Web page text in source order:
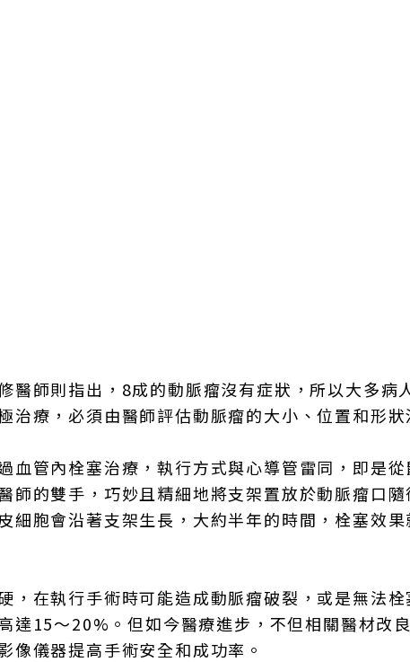
醫師則指出，8成的動脈瘤沒有症狀，所以大多病
療，必須由醫師評估動脈瘤的大小、位置和形狀
血管內栓塞治療，執行方式與心導管雷同，即是從
師的雙手，巧妙且精細地將支架置放於動脈瘤口隨
細胞會沿著支架生長，大約半年的時間，栓塞效果
，在執行手術時可能造成動脈瘤破裂，或是無法栓
達15～20%。但如今醫療進步，不但相關醫材改
像儀器提高手術安全和成功率。